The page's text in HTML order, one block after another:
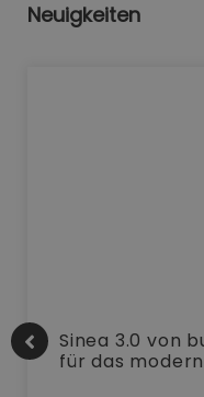
Neuigkeiten
Sinea 3.0 von
für das